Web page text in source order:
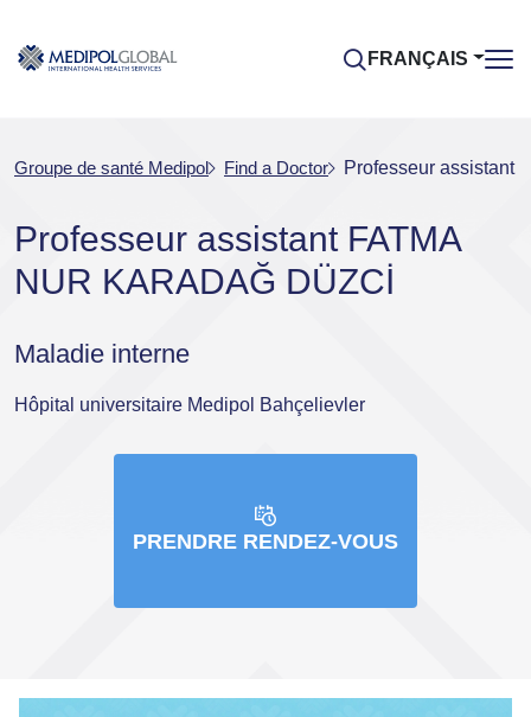
FRANÇAIS
Groupe de santé Medipol Find a Doctor Professeur assistant
Professeur assistant FATMA
NUR KARADAĞ DÜZCİ
Maladie interne
Hôpital universitaire Medipol Bahçelievler
PRENDRE RENDEZ-VOUS